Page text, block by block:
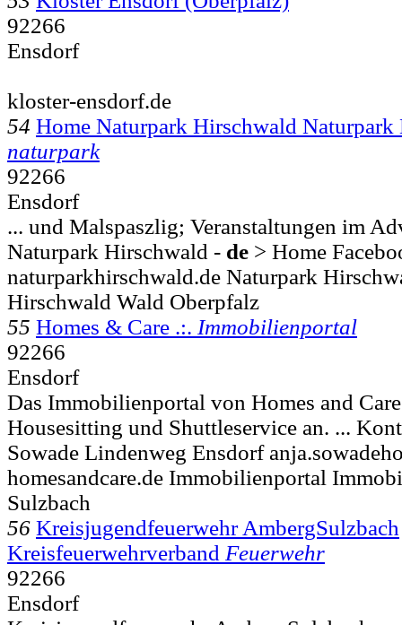
92266
Ensdorf
kloster-ensdorf.de
54 Home Naturpark Hirschwald Naturpark
naturpark
92266
Ensdorf
... und Malspaszlig; Veranstaltungen im
Naturpark Hirschwald - de > Home
naturparkhirschwald.de Naturpark
Hirschwald Wald Oberpfalz
55 Homes & Care .:. Immobilienportal
92266
Ensdorf
Das Immobilienportal von Homes and
Housesitting und Shuttleservice an. ...
Sowade Lindenweg Ensdorf
homesandcare.de Immobilienportal
Sulzbach
56 Kreisjugendfeuerwehr AmbergSulzbach
Kreisfeuerwehrverband Feuerwehr
92266
Ensdorf